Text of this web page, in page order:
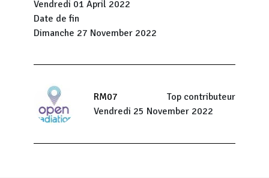
Vendredi 01 April 2022
Date de fin
Dimanche 27 November 2022
RM07
Top contributeur
Vendredi 25 November 2022